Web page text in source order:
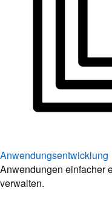
Anwendungsentwicklung
Anwendungen einfacher
verwalten.